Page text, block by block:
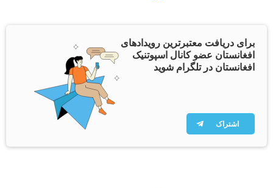
برای دریافت معتبرترین رویدادهای
افغانستان عضو کانال اسپوتنیک
افغانستان در تلگرام شوید
اشتراک